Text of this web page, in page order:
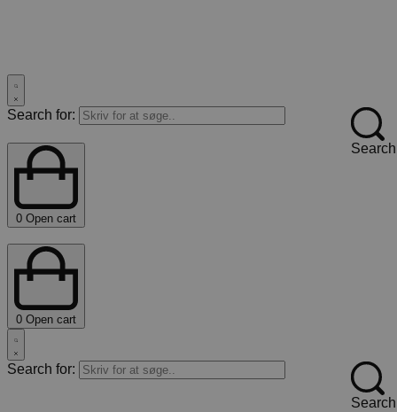
Search for:
Search
0 Open cart
0 Open cart
Search for:
Search